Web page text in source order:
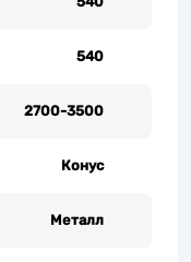
540
2700-3500
Конус
Металл